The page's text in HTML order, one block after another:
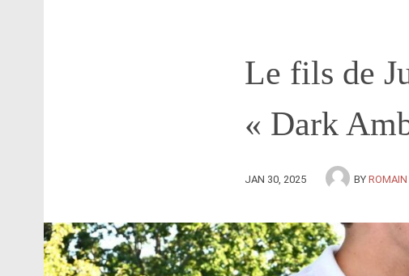
Le fils de
« Dark
JAN 30, 2025 BY